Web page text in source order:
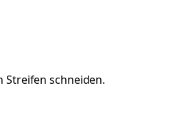
Streifen schneiden.